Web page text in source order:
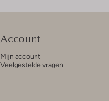
Account
Mijn account
Veelgestelde vragen